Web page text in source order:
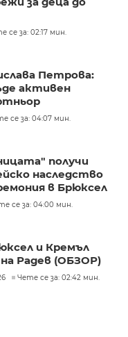
се за: 02:17 мин.
Петрова:
активен
се за: 04:07 мин.
получи
наследство
в Брюксел
се за: 04:00 мин.
и Кремъл
Радев (ОБЗОР)
Чете се за: 02:42 мин.